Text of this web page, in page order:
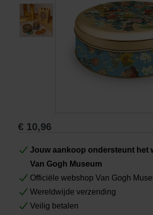
Vrije tijd
€ 10,96
Jouw aankoop ondersteunt het
Van Gogh Museum
Officiële webshop Van Gogh
Wereldwijde verzending
Veilig betalen